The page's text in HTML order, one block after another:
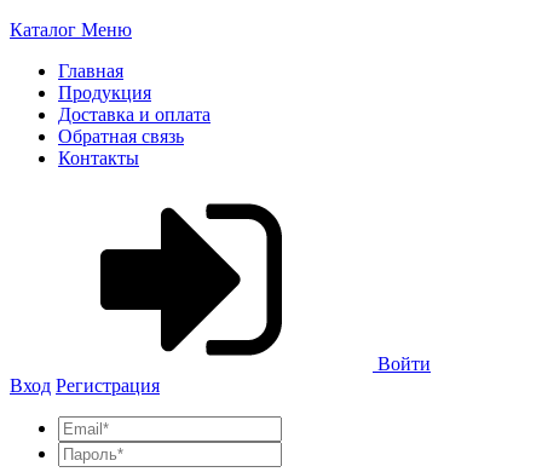
Каталог Меню
Главная
Продукция
Доставка и оплата
Обратная связь
Контакты
Войти
Вход Регистрация